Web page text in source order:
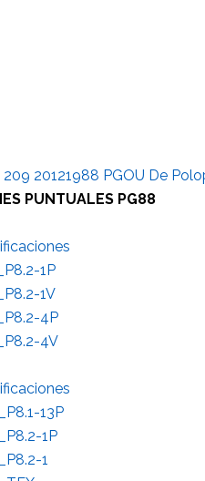
209 20121988 PGOU De
PUNTUALES PG88
1P
1V
4P
4V
13P
1P
1